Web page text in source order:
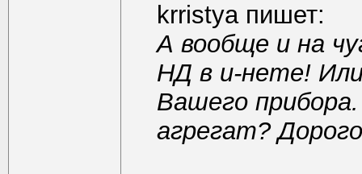
krristya пишет:
А вообще и на
НД в и-нете!
Вашего
агрегат?